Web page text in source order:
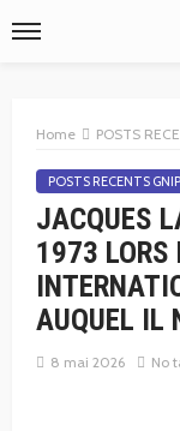
Home POSTS
POSTS RECENTS
JACQUES
1973 LORS
AUQUEL IL
8 mai 2026 No